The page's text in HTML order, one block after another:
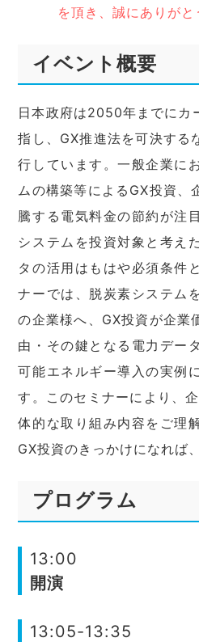
を頂き、誠にありがと
イベント概要
日本政府は2050年までにカ
指し、GX推進法を可決する
行しています。一般企業に
ムの構築等によるGX投資、
騰する電気料金の節約が注
システムを投資対象と考え
タの活用はもはや必須条件
ナーでは、脱炭素システム
の企業様へ、GX投資が企業
由・その鍵となる電力デー
可能エネルギー導入の実例
す。このセミナーにより、
体的な取り組み内容をご理
GX投資のきっかけになれば
プログラム
13:00
開演
13:05-13:35